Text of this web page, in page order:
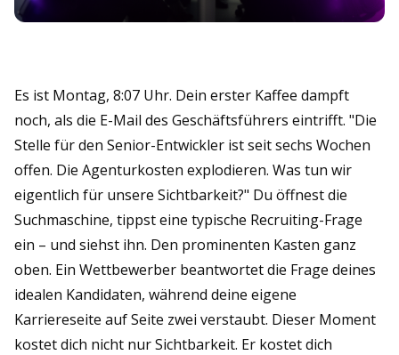
Es ist Montag, 8:07 Uhr. Dein erster Kaffee dampft
noch, als die E-Mail des Geschäftsführers eintrifft. "Die
Stelle für den Senior-Entwickler ist seit sechs Wochen
offen. Die Agenturkosten explodieren. Was tun wir
eigentlich für unsere Sichtbarkeit?" Du öffnest die
Suchmaschine, tippst eine typische Recruiting-Frage
ein – und siehst ihn. Den prominenten Kasten ganz
oben. Ein Wettbewerber beantwortet die Frage deines
idealen Kandidaten, während deine eigene
Karriereseite auf Seite zwei verstaubt. Dieser Moment
kostet dich nicht nur Sichtbarkeit. Er kostet dich